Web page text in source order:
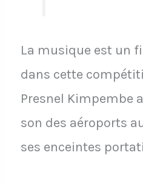
La musique est un
dans cette
Presnel Kimpembe
son des aéroports
ses enceintes